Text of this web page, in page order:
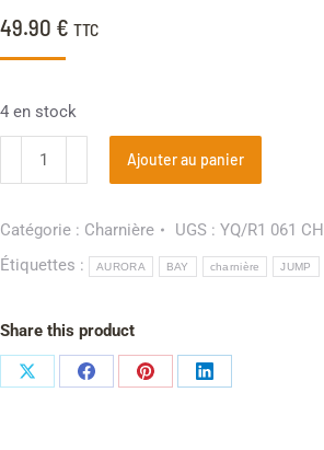
49.90 € TTC
4 en stock
Ajouter au panier
Catégorie : Charnière UGS : YQ/R1 061 CH
Étiquettes :
AURORA BAY charnière JUMP
Share this product